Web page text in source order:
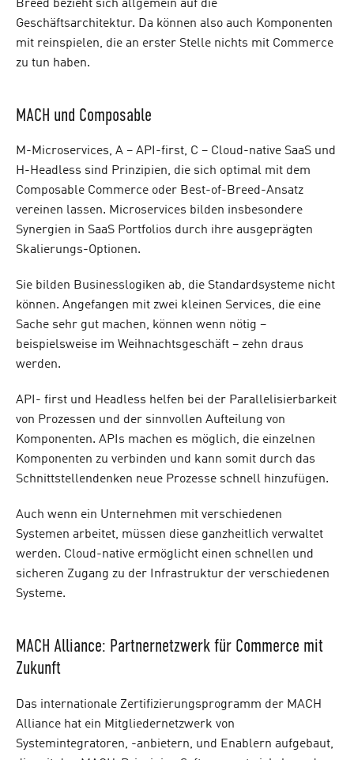
Breed bezieht sich allgemein auf die
Geschäftsarchitektur. Da können also auch Komponenten
mit reinspielen, die an erster Stelle nichts mit Commerce
zu tun haben.
MACH und Composable
M-Microservices, A – API-first, C – Cloud-native SaaS und
H-Headless sind Prinzipien, die sich optimal mit dem
Composable Commerce oder Best-of-Breed-Ansatz
vereinen lassen. Microservices bilden insbesondere
Synergien in SaaS Portfolios durch ihre ausgeprägten
Skalierungs-Optionen.
Sie bilden Businesslogiken ab, die Standardsysteme nicht
können. Angefangen mit zwei kleinen Services, die eine
Sache sehr gut machen, können wenn nötig –
beispielsweise im Weihnachtsgeschäft – zehn draus
werden.
API- first und Headless helfen bei der Parallelisierbarkeit
von Prozessen und der sinnvollen Aufteilung von
Komponenten. APIs machen es möglich, die einzelnen
Komponenten zu verbinden und kann somit durch das
Schnittstellendenken neue Prozesse schnell hinzufügen.
Auch wenn ein Unternehmen mit verschiedenen
Systemen arbeitet, müssen diese ganzheitlich verwaltet
werden. Cloud-native ermöglicht einen schnellen und
sicheren Zugang zu der Infrastruktur der verschiedenen
Systeme.
MACH Alliance: Partnernetzwerk für Commerce mit
Zukunft
Das internationale Zertifizierungsprogramm der MACH
Alliance hat ein Mitgliedernetzwerk von
Systemintegratoren, -anbietern, und Enablern aufgebaut,